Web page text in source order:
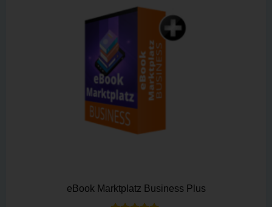
eBook Marktplatz Business Plus